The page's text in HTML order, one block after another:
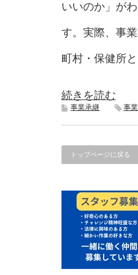
いいのか」が
す。実際、事
町村・保健所
続きを読む
事業承継 事
トップページに戻る